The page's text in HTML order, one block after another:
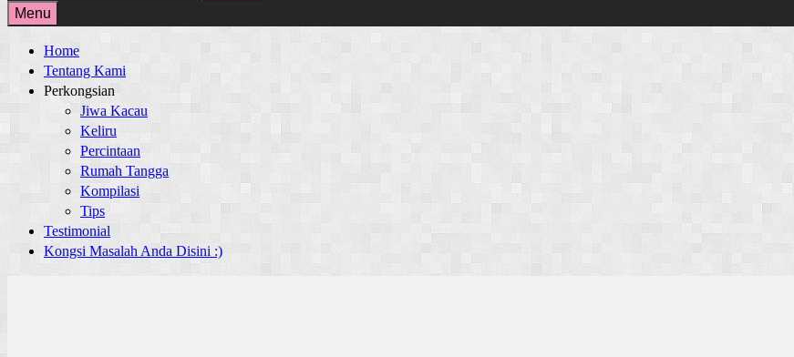
for:
Menu
Home
Tentang Kami
Perkongsian
Jiwa Kacau
Keliru
Percintaan
Rumah Tangga
Kompilasi
Tips
Testimonial
Kongsi Masalah Anda Disini :)